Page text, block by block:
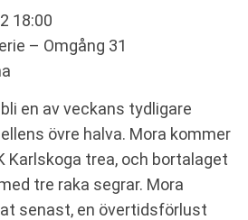
18:00
– Omgång 31
en av veckans tydligare
övre halva. Mora kommer
Karlskoga trea, och bortalaget
tre raka segrar. Mora
senast, en övertidsförlust